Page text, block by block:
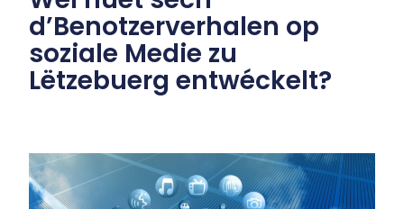
d’Benotzerverhalen op
soziale Medie zu
Lëtzebuerg entwéckelt?